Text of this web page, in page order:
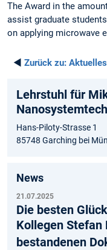
The Award in the
assist graduate
on applying microwave
◄ Zurück zu: Aktuelles
Lehrstuhl für
Hans-Piloty-Strasse 1
85748 Garching bei
News
21.07.2025
Die besten
Kollegen Stefan
bestandenen